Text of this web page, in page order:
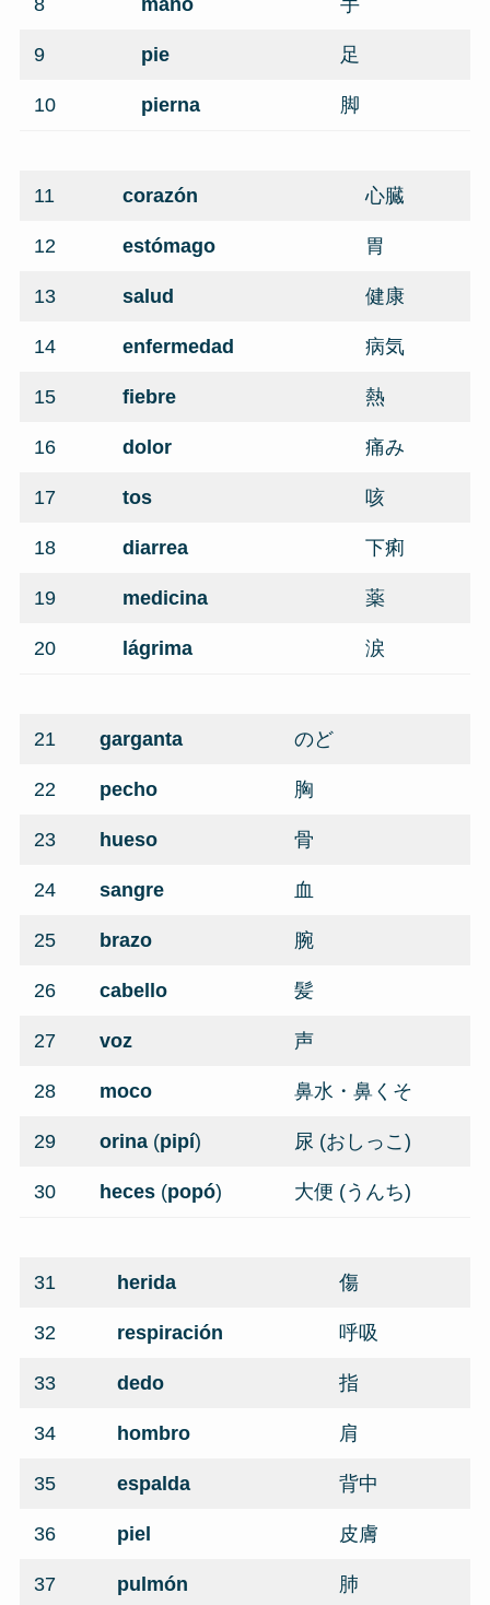
9 pie 足
10 pierna 脚
11 corazón 心臓
12 estómago 胃
13 salud 健康
14 enfermedad 病気
15 fiebre 熱
16 dolor 痛み
17 tos 咳
18 diarrea 下痢
19 medicina 薬
20 lágrima 涙
21 garganta のど
22 pecho 胸
23 hueso 骨
24 sangre 血
25 brazo 腕
26 cabello 髪
27 voz 声
28 moco 鼻水・鼻くそ
29 orina (pipí) 尿 (おしっこ)
30 heces (popó) 大便 (うんち)
31 herida 傷
32 respiración 呼吸
33 dedo 指
34 hombro 肩
35 espalda 背中
36 piel 皮膚
37 pulmón 肺